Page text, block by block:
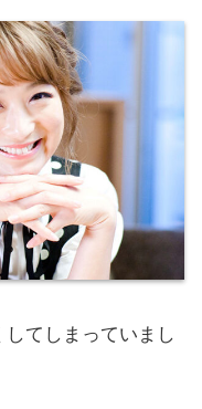
てしまっていまし